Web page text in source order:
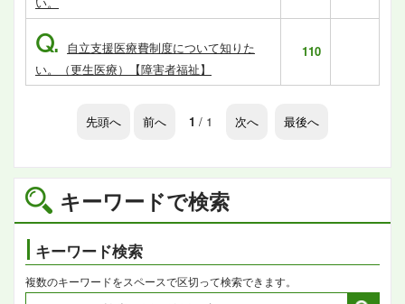
キーワードで検索
キーワード検索
複数のキーワードをスペースで区切って検索できます。
Q. 自立支援医療費制度について知りた
い。（更生医療）【障害者福祉】
110
先頭へ 前へ 1 / 1 次へ 最後へ